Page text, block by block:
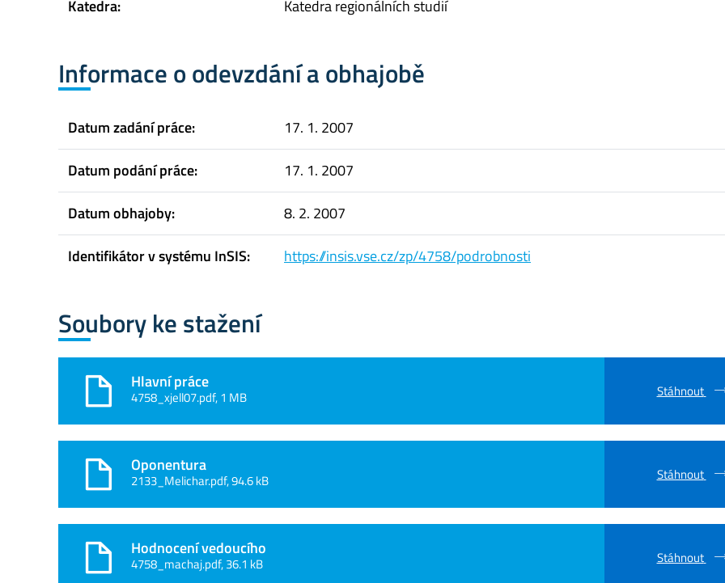
Katedra:
Katedra regionálních studií
Informace o odevzdání a obhajobě
Datum zadání práce:
17. 1. 2007
Datum podání práce:
17. 1. 2007
Datum obhajoby:
8. 2. 2007
Identifikátor v systému InSIS:
https://insis.vse.cz/zp/4758/podrobnosti
Soubory ke stažení
Hlavní práce
4758_xjell07.pdf, 1 MB Stáhnout
Oponentura
2133_Melichar.pdf, 94.6 kB Stáhnout
Hodnocení vedoucího
4758_machaj.pdf, 36.1 kB Stáhnout